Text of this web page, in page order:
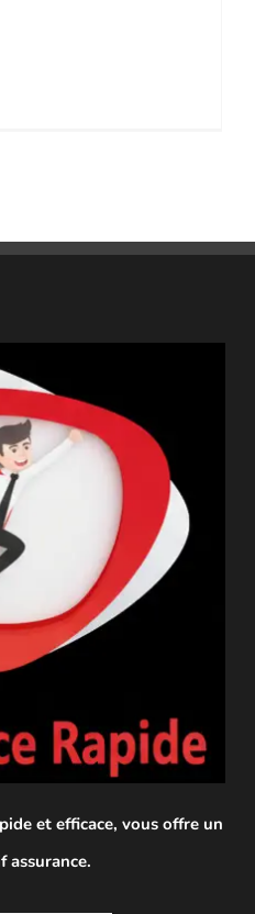
et efficace, vous offre un
assurance.